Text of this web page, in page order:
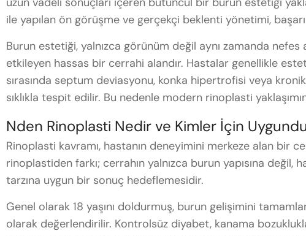
ile yapılan ön görüşme ve gerçekçi beklenti yönetimi,
Burun estetiği, yalnızca görünüm değil aynı zamanda
etkileyen hassas bir cerrahi alandır. Hastalar genellikle
sırasında septum deviasyonu, konka hipertrofisi veya
sıklıkla tespit edilir. Bu nedenle modern rinoplasti
Nden Rinoplasti Nedir ve Kimler İçin
Rinoplasti kavramı, hastanın deneyimini merkeze alan bir
rinoplastiden farkı; cerrahın yalnızca burun yapısına değil,
tarzına uygun bir sonuç hedeflemesidir.
Genel olarak 18 yaşını doldurmuş, burun gelişimini
olarak değerlendirilir. Kontrolsüz diyabet, kanama